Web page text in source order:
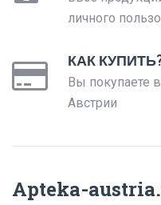
личного
КАК
Вы покупаете
Австрии
Apteka-